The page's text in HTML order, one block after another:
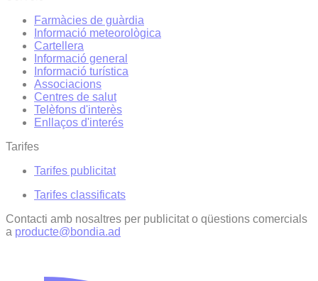
Farmàcies de guàrdia
Informació meteorològica
Cartellera
Informació general
Informació turística
Associacions
Centres de salut
Telèfons d'interès
Enllaços d'interés
Tarifes
Tarifes publicitat
Tarifes classificats
Contacti amb nosaltres per publicitat o qüestions comercials
a producte@bondia.ad